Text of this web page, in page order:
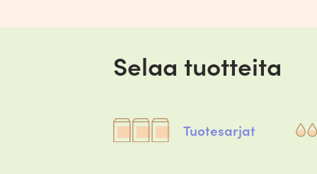
Selaa tuotteita
Tuotesarjat